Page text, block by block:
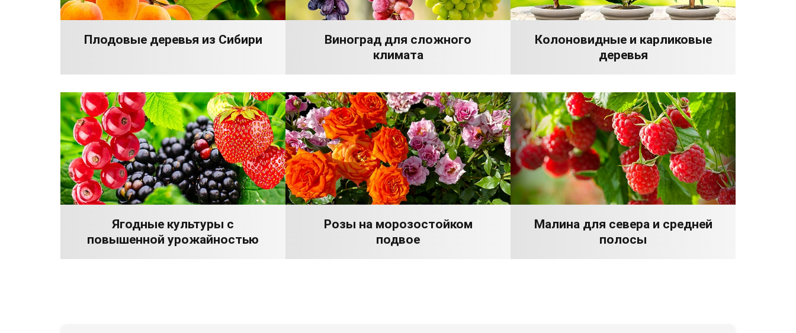
Плодовые деревья из Сибири
Виноград для сложного
климата
Колоновидные и карликовые
деревья
Ягодные культуры с
повышенной урожайностью
Розы на морозостойком
подвое
Малина для севера и средней
полосы